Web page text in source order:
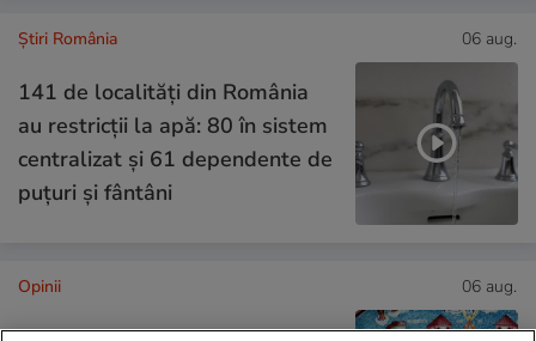
Știri România 06 aug.
141 de localități din România
au restricții la apă: 80 în sistem
centralizat și 61 dependente de
puțuri și fântâni
Opinii 06 aug.